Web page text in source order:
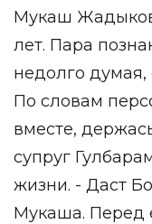
Мукаш
лет. Пара
недолго думая,
По словам
вместе,
супруг
жизни. - Даст
Мукаша. Перед